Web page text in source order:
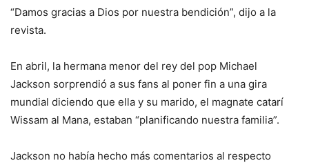
“Damos gracias a Dios por nuestra bendición”, dijo a la
revista.
En abril, la hermana menor del rey del pop Michael
Jackson sorprendió a sus fans al poner fin a una gira
mundial diciendo que ella y su marido, el magnate catarí
Wissam al Mana, estaban “planificando nuestra familia”.
Jackson no había hecho más comentarios al respecto